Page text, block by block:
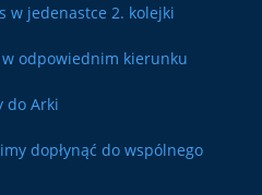
w jedenastce 2. kolejki
w odpowiednim kierunku
do Arki
dopłynąć do wspólnego